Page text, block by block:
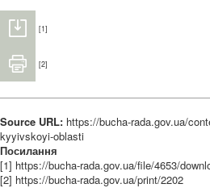
[1]
[2]
Source URL: https://bucha-rada.gov.ua/
kyyivskoyi-oblasti
Посилання
[1] https://bucha-rada.gov.ua/file/4653/
[2] https://bucha-rada.gov.ua/print/2202